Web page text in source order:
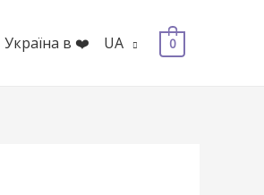
Україна в ❤️ UA 0